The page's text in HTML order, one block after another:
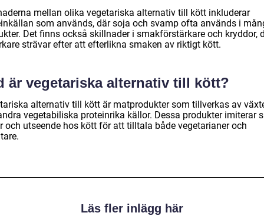
mellan olika vegetariska alternativ till kött inkluderar
som används, där soja och svamp ofta används i
Det finns också skillnader i smakförstärkare och kryddor,
strävar efter att efterlikna smaken av riktigt kött.
är vegetariska alternativ till kött?
alternativ till kött är matprodukter som tillverkas av
vegetabiliska proteinrika källor. Dessa produkter imiterar
och utseende hos kött för att tilltala både vegetarianer och
Läs fler inlägg här